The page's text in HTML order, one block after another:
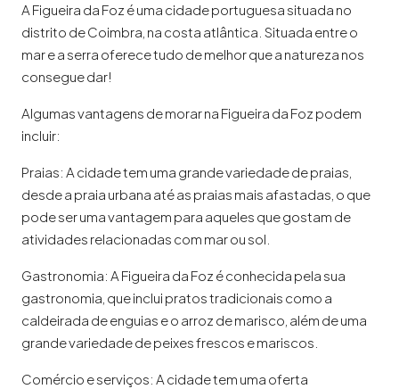
A Figueira da Foz é uma cidade portuguesa situada no
distrito de Coimbra, na costa atlântica. Situada entre o
mar e a serra oferece tudo de melhor que a natureza nos
consegue dar!
Algumas vantagens de morar na Figueira da Foz podem
incluir:
Praias: A cidade tem uma grande variedade de praias,
desde a praia urbana até as praias mais afastadas, o que
pode ser uma vantagem para aqueles que gostam de
atividades relacionadas com mar ou sol.
Gastronomia: A Figueira da Foz é conhecida pela sua
gastronomia, que inclui pratos tradicionais como a
caldeirada de enguias e o arroz de marisco, além de uma
grande variedade de peixes frescos e mariscos.
Comércio e serviços: A cidade tem uma oferta